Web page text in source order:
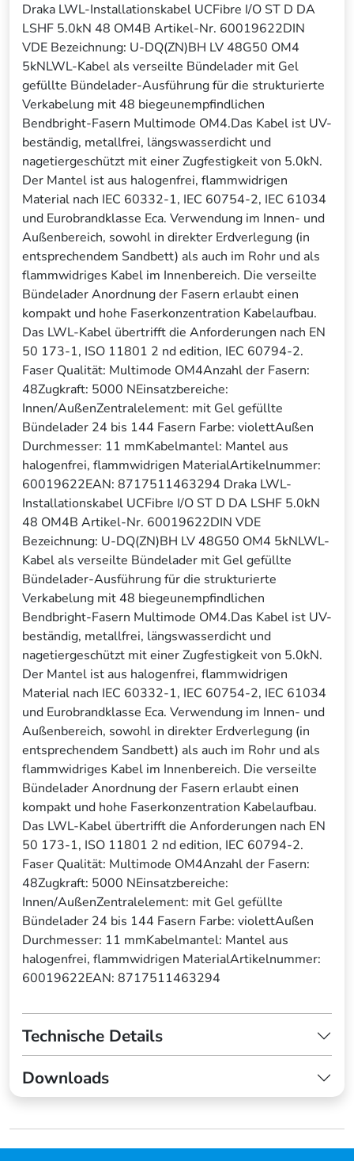
Draka LWL-Installationskabel UCFibre I/O ST D DA
LSHF 5.0kN 48 OM4B Artikel-Nr. 60019622DIN
VDE Bezeichnung: U-DQ(ZN)BH LV 48G50 OM4
5kNLWL-Kabel als verseilte Bündelader mit Gel
gefüllte Bündelader-Ausführung für die strukturierte
Verkabelung mit 48 biegeunempfindlichen
Bendbright-Fasern Multimode OM4.Das Kabel ist UV-
beständig, metallfrei, längswasserdicht und
nagetiergeschützt mit einer Zugfestigkeit von 5.0kN.
Der Mantel ist aus halogenfrei, flammwidrigen
Material nach IEC 60332-1, IEC 60754-2, IEC 61034
und Eurobrandklasse Eca. Verwendung im Innen- und
Außenbereich, sowohl in direkter Erdverlegung (in
entsprechendem Sandbett) als auch im Rohr und als
flammwidriges Kabel im Innenbereich. Die verseilte
Bündelader Anordnung der Fasern erlaubt einen
kompakt und hohe Faserkonzentration Kabelaufbau.
Das LWL-Kabel übertrifft die Anforderungen nach EN
50 173-1, ISO 11801 2 nd edition, IEC 60794-2.
Faser Qualität: Multimode OM4Anzahl der Fasern:
48Zugkraft: 5000 NEinsatzbereiche:
Innen/AußenZentralelement: mit Gel gefüllte
Bündelader 24 bis 144 Fasern Farbe: violettAußen
Durchmesser: 11 mmKabelmantel: Mantel aus
halogenfrei, flammwidrigen MaterialArtikelnummer:
60019622EAN: 8717511463294 Draka LWL-
Installationskabel UCFibre I/O ST D DA LSHF 5.0kN
48 OM4B Artikel-Nr. 60019622DIN VDE
Bezeichnung: U-DQ(ZN)BH LV 48G50 OM4 5kNLWL-
Kabel als verseilte Bündelader mit Gel gefüllte
Bündelader-Ausführung für die strukturierte
Verkabelung mit 48 biegeunempfindlichen
Bendbright-Fasern Multimode OM4.Das Kabel ist UV-
beständig, metallfrei, längswasserdicht und
nagetiergeschützt mit einer Zugfestigkeit von 5.0kN.
Der Mantel ist aus halogenfrei, flammwidrigen
Material nach IEC 60332-1, IEC 60754-2, IEC 61034
und Eurobrandklasse Eca. Verwendung im Innen- und
Außenbereich, sowohl in direkter Erdverlegung (in
entsprechendem Sandbett) als auch im Rohr und als
flammwidriges Kabel im Innenbereich. Die verseilte
Bündelader Anordnung der Fasern erlaubt einen
kompakt und hohe Faserkonzentration Kabelaufbau.
Das LWL-Kabel übertrifft die Anforderungen nach EN
50 173-1, ISO 11801 2 nd edition, IEC 60794-2.
Faser Qualität: Multimode OM4Anzahl der Fasern:
48Zugkraft: 5000 NEinsatzbereiche:
Innen/AußenZentralelement: mit Gel gefüllte
Bündelader 24 bis 144 Fasern Farbe: violettAußen
Durchmesser: 11 mmKabelmantel: Mantel aus
halogenfrei, flammwidrigen MaterialArtikelnummer:
60019622EAN: 8717511463294
Technische Details
Downloads